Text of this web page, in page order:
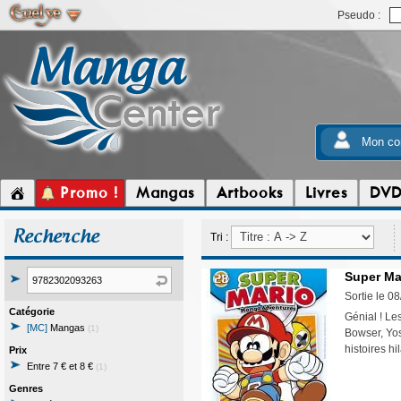
Pseudo :
Mon
Promo ! Mangas Artbooks Livres DVD
Recherche
Catégorie
[MC] Mangas (1)
Prix
Entre 7 € et 8 € (1)
Genres
Tri :
Super
Sortie le
Génial !
Bowser,
histoires